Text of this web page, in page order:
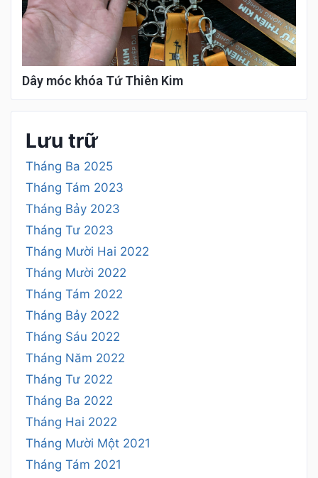
Dây móc khóa Tứ Thiên Kim
Lưu trữ
Tháng Ba 2025
Tháng Tám 2023
Tháng Bảy 2023
Tháng Tư 2023
Tháng Mười Hai 2022
Tháng Mười 2022
Tháng Tám 2022
Tháng Bảy 2022
Tháng Sáu 2022
Tháng Năm 2022
Tháng Tư 2022
Tháng Ba 2022
Tháng Hai 2022
Tháng Mười Một 2021
Tháng Tám 2021